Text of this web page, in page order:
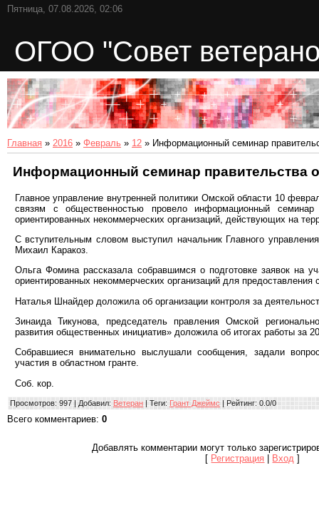
Пятница, 07.08.2026, 02:06
ОГОО "Совет
Главная » 2016 » Февраль » 12 » Информационный семинар
Информационный семинар правительства
Главное управление внутренней политики Омской области 10
связям с общественностью провело информационный
ориентированных некоммерческих организаций, действующих на
С вступительным словом выступил начальник Главного
Михаил Каракоз.
Ольга Фомина рассказала собравшимся о подготовке заявок на
ориентированных некоммерческих организаций для предоставления
Наталья Шнайдер доложила об организации контроля за
Зинаида Тикунова, председатель правления Омской
развития общественных инициатив» доложила об итогах работы за
Собравшиеся внимательно выслушали сообщения, задали
участия в областном гранте.
Соб. кор.
Просмотров: 997 | Добавил: Ветеран | Теги: Грант Джеймс | Рейтинг: 0.0/0
Всего комментариев: 0
Добавлять комментарии могут только
[ Регистрация Вход ]